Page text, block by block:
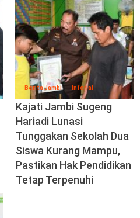
Berita Jambi Inforial
Kajati Jambi Sugeng
Hariadi Lunasi
Tunggakan Sekolah Dua
Siswa Kurang Mampu,
Pastikan Hak Pendidikan
Tetap Terpenuhi